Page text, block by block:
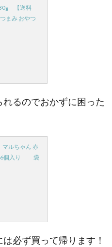
【送料
まみ おやつ
るのでおかずに困った
マルちゃん 赤
×6個入り 袋
必ず買って帰ります！